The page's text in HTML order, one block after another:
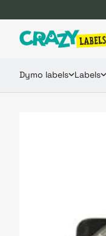
Dymo labels Labels